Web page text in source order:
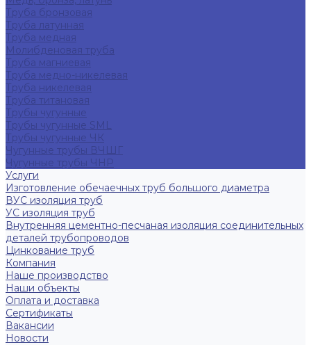
Труба бронзовая
Труба латунная
Труба медная
Молибденовая труба
Труба магниевая
Труба медно-никелевая
Труба никелевая
Труба титановая
Трубы чугунные
Трубы чугунные SML
Трубы чугунные ЧК
Чугунные трубы ВЧШГ
Чугунные трубы ЧНР
Услуги
Изготовление обечаечных труб большого диаметра
ВУС изоляция труб
УС изоляция труб
Внутренняя цементно-песчаная изоляция соединительных
деталей трубопроводов
Цинкование труб
Компания
Наше производство
Наши объекты
Оплата и доставка
Сертификаты
Вакансии
Новости